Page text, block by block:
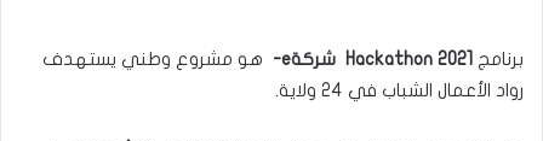
برنامج Hackathon 2021 شركةe-
هو مشروع وطني يستهدف
رواد الأعمال الشباب في 24 ولاية.